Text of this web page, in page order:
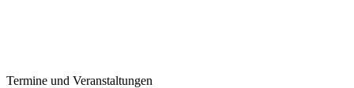
Termine und Veranstaltungen